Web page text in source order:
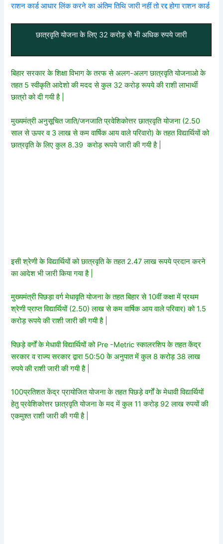
राशन कार्ड आधार लिंक करने का अंतिम तिथि जारी नहीं तो रद्द होगा राशन कार्ड
छात्रवृति योजना के लिए 32 करोड़ से भी अधिक रुपये जारी
बिहार सरकार के शिक्षा विभाग के तरफ से अलग-अलग छात्रवृति योजनाओ के
तहत 5 स्वीकृति आदेशो की मदद से कुल 32 करोड़ रूपये की राशी लाभार्थी
छात्रो को दी गयी है |
मुख्यमंत्री अनुसूचित जाति/जनजाति प्रवेशिकोत्तर छात्रवृति योजना (2.50
साल से ऊपर व 3 लाख से कम वार्षिक आय वाले परिवारो) के तहत विद्यार्थियों को
छात्रवृति के लिए कुल 8.39 करोड़ रूपये जारी की गयी है |
इसी श्रेणी के विद्यार्थियों को छात्रवृति के तहत 2.47 लाख रूपये प्रदान करने
का आदेश भी जारी किया गया है |
मुख्यमंत्री पिछड़ा वर्ग मेधावृति योजना के तहत बिहार से 10वीं कक्षा में प्रथम
श्रेणी प्राप्त विद्यार्थियों (2.50) लाख से कम वार्षिक आय वाले परिवार) को 1.5
करोड़ रूपये की राशी जारी की गयी है |
पिछड़े वर्गों के मेधावी विद्यार्थियों को Pre -Metric स्कालरशिप के तहत केंद्र
सरकार व राज्य सरकार द्वारा 50:50 के अनुपात में कुल 8 करोड़ 38 लाख
रुपये की राशी जारी की गयी है |
100प्रतिशत केंद्र प्रायोजित योजना के तहत पिछड़े वर्गों के मेधावी विद्यार्थियों
हेतु प्रवेशिकोत्तर छात्रवृति योजना के मद में कुल 11 करोड़ 92 लाख रुपयों की
एकमुश्त राशी जारी की गयी है |